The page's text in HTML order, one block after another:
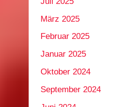
März 2025
Februar 2025
Januar 2025
Oktober 2024
September 2024